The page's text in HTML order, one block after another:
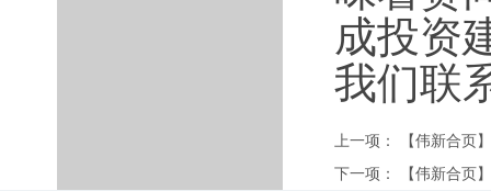
成投资
我们联
上一项：
【伟新合页
下一项：
【伟新合页